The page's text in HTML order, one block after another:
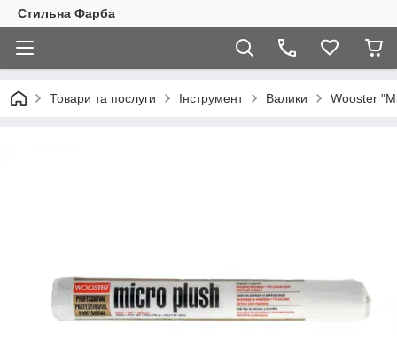
Стильна Фарба
Товари та послуги Інструмент Валики Wooster